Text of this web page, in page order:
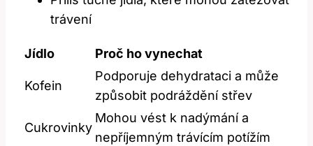
trávení
Jídlo Proč ho vynechat
Kofein
Podporuje dehydrataci a může
způsobit podráždění střev
Cukrovinky
Mohou vést k nadýmání a
nepříjemným trávícím potížím